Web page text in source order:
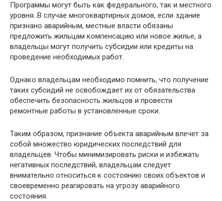
Программы могут быть как федерального, так и местного
уровня. В случае многоквартирных домов, если здание
признано аварийным, местные власти обязаны
предложить жильцам компенсацию или новое жилье, а
владельцы могут получить субсидии или кредиты на
проведение необходимых работ.
Однако владельцам необходимо помнить, что получение
таких субсидий не освобождает их от обязательства
обеспечить безопасность жильцов и провести
ремонтные работы в установленные сроки.
Таким образом, признание объекта аварийным влечет за
собой множество юридических последствий для
владельцев. Чтобы минимизировать риски и избежать
негативных последствий, владельцам следует
внимательно относиться к состоянию своих объектов и
своевременно реагировать на угрозу аварийного
состояния.